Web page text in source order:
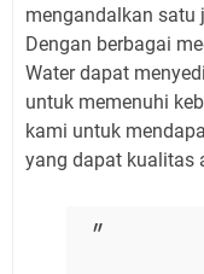
mengandalkan satu
Dengan berbagai
Water dapat
untuk memenuhi
kami untuk
yang dapat kualitas